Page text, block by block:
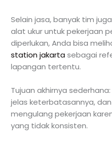
Selain jasa, banyak tim
alat ukur untuk pekerjaan
diperlukan, Anda bisa
station jakartasebagai
lapangan tertentu.
Tujuan akhirnya
jelas keterbatasannya,
mengulang pekerjaan
yang tidak konsisten.